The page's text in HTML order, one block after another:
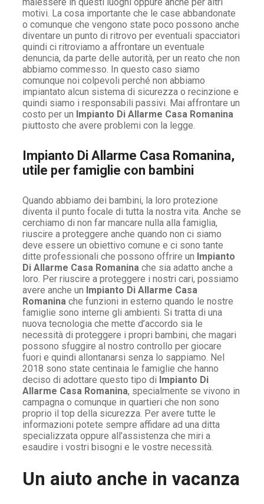
motivi. La cosa importante che le case abbandonate
o comunque che vengono state poco possono anche
diventare un punto di ritrovo per eventuali spacciatori
quindi ci ritroviamo a affrontare un eventuale
denuncia, da parte delle autorità, per un reato che non
abbiamo commesso. In questo caso siamo
comunque noi colpevoli perché non abbiamo
impiantato alcun sistema di sicurezza o recinzione e
quindi siamo i responsabili passivi. Mai affrontare un
costo per un Impianto Di Allarme Casa Romanina
piuttosto che avere problemi con la legge.
Impianto Di Allarme Casa Romanina,
utile per famiglie con bambini
Quando abbiamo dei bambini, la loro protezione
diventa il punto focale di tutta la nostra vita. Anche se
cerchiamo di non far mancare nulla alla famiglia,
riuscire a proteggere anche quando non ci siamo
deve essere un obiettivo comune e ci sono tante
ditte professionali che possono offrire un Impianto
Di Allarme Casa Romanina che sia adatto anche a
loro. Per riuscire a proteggere i nostri cari, possiamo
avere anche un Impianto Di Allarme Casa
Romanina che funzioni in esterno quando le nostre
famiglie sono interne gli ambienti. Si tratta di una
nuova tecnologia che mette d’accordo sia le
necessità di proteggere i propri bambini, che magari
possono sfuggire al nostro controllo per giocare
fuori e quindi allontanarsi senza lo sappiamo. Nel
2018 sono state centinaia le famiglie che hanno
deciso di adottare questo tipo di Impianto Di
Allarme Casa Romanina, specialmente se vivono in
campagna o comunque in quartieri che non sono
proprio il top della sicurezza. Per avere tutte le
informazioni potete sempre affidare ad una ditta
specializzata oppure all’assistenza che miri a
esaudire i vostri bisogni e le vostre necessità.
Un aiuto anche in vacanza